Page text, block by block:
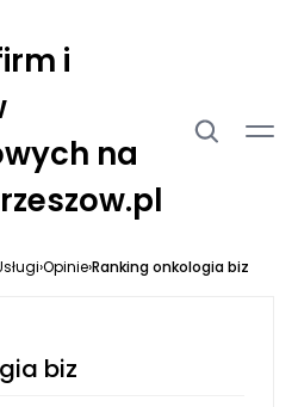
i
na
›Opinie›Ranking onkologia biz
biz